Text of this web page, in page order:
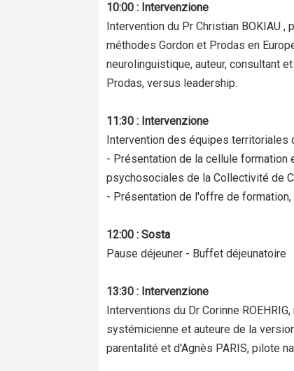
10:00 : Intervenzione
Intervention du Pr Christian BOKIAU
méthodes Gordon et Prodas en
neurolinguistique, auteur, consultant
Prodas, versus leadership.
11:30 : Intervenzione
Intervention des équipes territoriales
- Présentation de la cellule
psychosociales de la Collectivité de
- Présentation de l'offre de
12:00 : Sosta
Pause déjeuner - Buffet déjeunatoire
13:30 : Intervenzione
Interventions du Dr Corinne
systémicienne et auteure de la
parentalité et d'Agnès PARIS, pilote